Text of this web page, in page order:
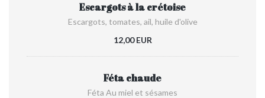
Escargots à la crétoise
Escargots, tomates, ail, huile d'olive
12,00 EUR
Féta chaude
Féta Au miel et sésames